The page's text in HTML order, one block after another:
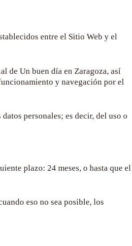
entre el Sitio Web y el
de Un buen día en Zaragoza, así
y navegación por el
personales; es decir, del uso o
plazo: 24 meses, o hasta que el
eso no sea posible, los